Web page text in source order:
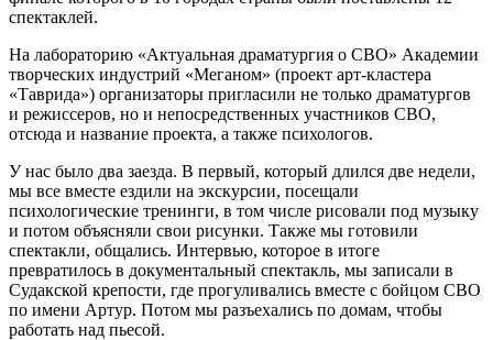
спектаклей.
На лабораторию «Актуальная драматургия о СВО» Академии
творческих индустрий «Меганом» (проект арт-кластера
«Таврида») организаторы пригласили не только драматургов
и режиссеров, но и непосредственных участников СВО,
отсюда и название проекта, а также психологов.
У нас было два заезда. В первый, который длился две недели,
мы все вместе ездили на экскурсии, посещали
психологические тренинги, в том числе рисовали под музыку
и потом объясняли свои рисунки. Также мы готовили
спектакли, общались. Интервью, которое в итоге
превратилось в документальный спектакль, мы записали в
Судакской крепости, где прогуливались вместе с бойцом СВО
по имени Артур. Потом мы разъехались по домам, чтобы
работать над пьесой.